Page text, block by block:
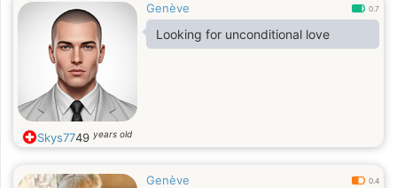
Genève 0.7
Looking for unconditional love
Skys7749 years old
Genève 0.4